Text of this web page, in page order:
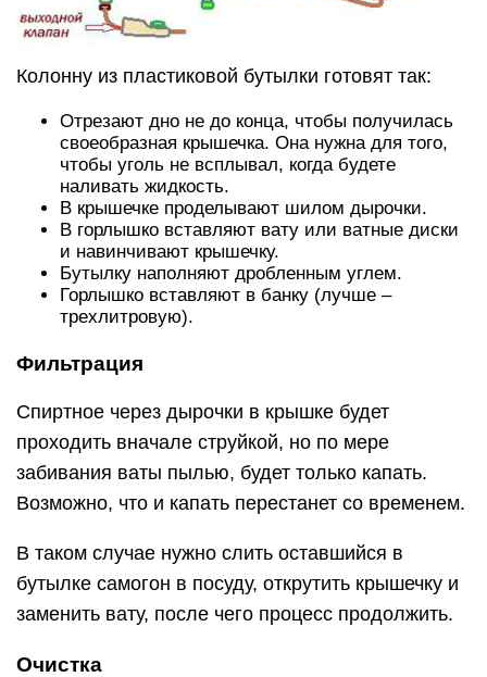
Колонну из пластиковой бутылки готовят так:
Отрезают дно не до конца, чтобы получилась
своеобразная крышечка. Она нужна для того,
чтобы уголь не всплывал, когда будете
наливать жидкость.
В крышечке проделывают шилом дырочки.
В горлышко вставляют вату или ватные диски
и навинчивают крышечку.
Бутылку наполняют дробленным углем.
Горлышко вставляют в банку (лучше –
трехлитровую).
Фильтрация
Спиртное через дырочки в крышке будет
проходить вначале струйкой, но по мере
забивания ваты пылью, будет только капать.
Возможно, что и капать перестанет со временем.
В таком случае нужно слить оставшийся в
бутылке самогон в посуду, открутить крышечку и
заменить вату, после чего процесс продолжить.
Очистка